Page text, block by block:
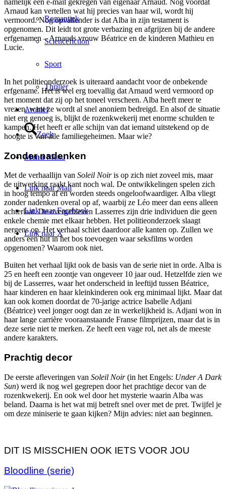
Romantiek
Sciencefiction
Sport
Thriller
Archief
Zoek
Menu Menu
Link naar Mail
Link naar Facebook
Link naar X
namelijk een e-mail gekregen van eigenaar Arnaud. Nog voordat
Arnaud kan vertellen wat hij precies van haar wil, wordt hij
vermoord. Nog opvallender is dat Alba in zijn testament is
opgenomen. Dit leidt tot grote verbazing en afgrijzen bij de andere
erfgenamen – Arnauds vrouw Béatrice en de kinderen Mathieu en
Lucie.
In het politieonderzoek is uiteraard aandacht voor de onbekende
erfgename. Het is wel erg toevallig dat Arnaud werd vermoord op
het moment dat zij op het toneel verscheen. Alba heeft meer te
vrezen, want ze wordt al snel anoniem bedreigd. En alsof de situatie
niet erg genoeg is, blijkt de rozenkwekerij met enorme schulden te
kampen. Het heeft er alle schijn van dat iemand uitstekend op de
hoogte is van alle familiegeheimen. Maar wie?
Zonder nadenken
Met de verhaallijn van Soleil Noiris op zich niet zoveel mis, maar
de uitwerking raakt kant noch wal. De ontwikkelingen spelen zich
in hoog tempo af en worden steeds ongeloofwaardiger. Alba vliegt
zonder nadenken overal op af, waarbij ze Léo meer dan eens alleen
achterlaat. De overgebleven Lasserres zijn drie individuen die geen
enkele chemie met elkaar hebben. Het politieonderzoek slaagt
nergens op. Het verhaal schiet daardoor alle kanten op. Zullen we
anders een hut in het bos toevoegen waar seksfilms worden
opgenomen? Waarom ook niet.
Buiten het verhaal lijkt ook de basis van de serie niet in orde. Alba is
25 en heeft een zoontje van ongeveer 10 jaar oud. Hetzelfde zien we
bij de Lasserres, waar het onderscheid in leeftijd tussen Béatrice,
haar kinderen en haar kleinkinderen ook erg minimaal lijkt. Maar dat
kan ook komen doordat de 70-jarige actrice Isabelle Adjani
(Béatrice) veel jonger oogt dan ze in werkelijkheid is. Adjani won in
haar lange carrière vooraanstaande Franse filmprijzen, maar dat is in
deze serie niet te merken. Ze heeft een vage rol, net als de meeste
andere karakters.
Prachtig decor
De eerste afleveringen van Soleil Noir(in het Engels: Under A Dark
Sun) werd ik nog wel gegrepen door het prachtige decor van de
rozenkwekerij. En ook wel door het mysterie waarin Alba was
beland. Daarna is het wat mij betreft snel over met de pret. Twijfel je
om deze miniserie te gaan kijken? Mijn advies: niet aan beginnen.
DIT IS MISSCHIEN OOK IETS VOOR JOU
Bloodline (serie)